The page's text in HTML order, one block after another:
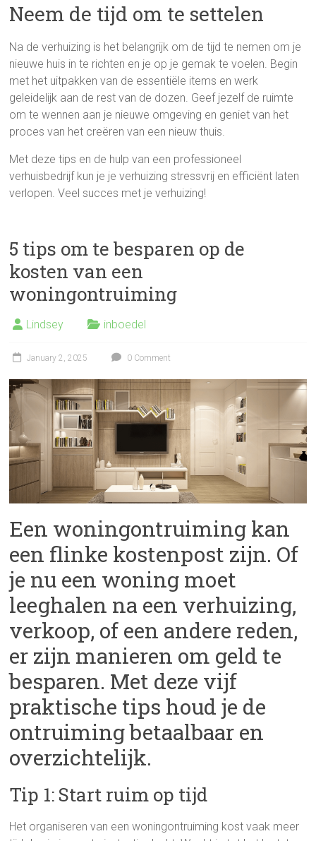
Neem de tijd om te settelen
Na de verhuizing is het belangrijk om de tijd te nemen om je
nieuwe huis in te richten en je op je gemak te voelen. Begin
met het uitpakken van de essentiële items en werk
geleidelijk aan de rest van de dozen. Geef jezelf de ruimte
om te wennen aan je nieuwe omgeving en geniet van het
proces van het creëren van een nieuw thuis.
Met deze tips en de hulp van een professioneel
verhuisbedrijf kun je je verhuizing stressvrij en efficiënt laten
verlopen. Veel succes met je verhuizing!
5 tips om te besparen op de
kosten van een
woningontruiming
Lindsey inboedel
January 2, 2025 0 Comment
Een woningontruiming kan
een flinke kostenpost zijn. Of
je nu een woning moet
leeghalen na een verhuizing,
verkoop, of een andere reden,
er zijn manieren om geld te
besparen. Met deze vijf
praktische tips houd je de
ontruiming betaalbaar en
overzichtelijk.
Tip 1: Start ruim op tijd
Het organiseren van een woningontruiming kost vaak meer